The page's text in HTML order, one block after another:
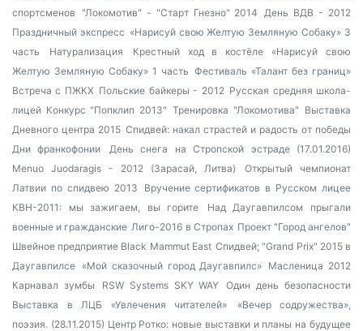
спортсменов
"Локомотив" - "Старт Гнезно" 2014
День ВДВ - 2012
Праздничный экспресс «Нарисуй свою Желтую Земляную Собаку» 3
часть
Натурализация Крестный ход в костёле «Нарисуй свою
Желтую Земляную Собаку» 1 часть Фестиваль «Талант без границ»
Встреча с ПЖКХ Польские байкеры - 2012 Русская средняя школа-
лицей Конкурс "Попклип 2013" Тренировка "Локомотива" Выставка
Дневного центра 2015 Спидвей: накал страстей и радость от победы
Дни франкофонии
День снега на Стропской эстраде (17.01.2016)
Menuo Juodaragis - 2012 (Зарасай, Литва)
Открытый чемпионат
Латвии по спидвею 2013
Вручение сертификатов в Русском лицее
КВН-2011: мы зажигаем, вы горите
Над Даугавпилсом прыгали
военные и гражданские Лиго-2016 в Стропах Проект "Город ангелов"
Швейное предприятие Black Mammut East Спидвей; "Grand Prix" 2015 в
Даугавпилсе «Мой сказочный город Даугавпилс» Масленица 2012
Карнавал зумбы
RSW Systems SKY WAY
Один день безопасности
Выставка в ЛЦБ «Увлечения читателей»
«Вечер содружества»,
поэзия. (28.11.2015) Центр Ротко: новые выставки и планы на будущее